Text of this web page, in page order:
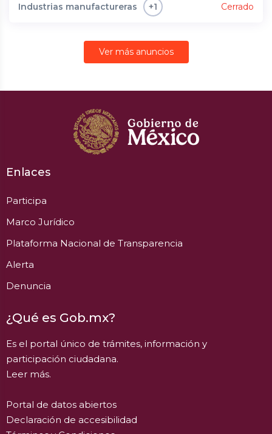
Industrias manufactureras +1 Cerrado
Ver más anuncios
Enlaces
Participa
Marco Jurídico
Plataforma Nacional de Transparencia
Alerta
Denuncia
¿Qué es Gob.mx?
Es el portal único de trámites, información y
participación ciudadana.
Leer más.
Portal de datos abiertos
Declaración de accesibilidad